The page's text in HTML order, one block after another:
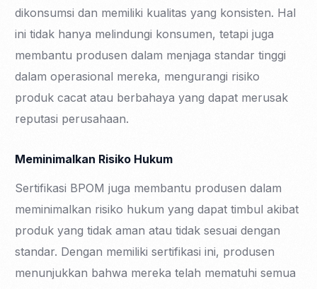
dikonsumsi dan memiliki kualitas yang konsisten. Hal
ini tidak hanya melindungi konsumen, tetapi juga
membantu produsen dalam menjaga standar tinggi
dalam operasional mereka, mengurangi risiko
produk cacat atau berbahaya yang dapat merusak
reputasi perusahaan.
Meminimalkan Risiko Hukum
Sertifikasi BPOM juga membantu produsen dalam
meminimalkan risiko hukum yang dapat timbul akibat
produk yang tidak aman atau tidak sesuai dengan
standar. Dengan memiliki sertifikasi ini, produsen
menunjukkan bahwa mereka telah mematuhi semua